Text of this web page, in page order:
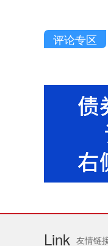
评论专区
Link 友情链